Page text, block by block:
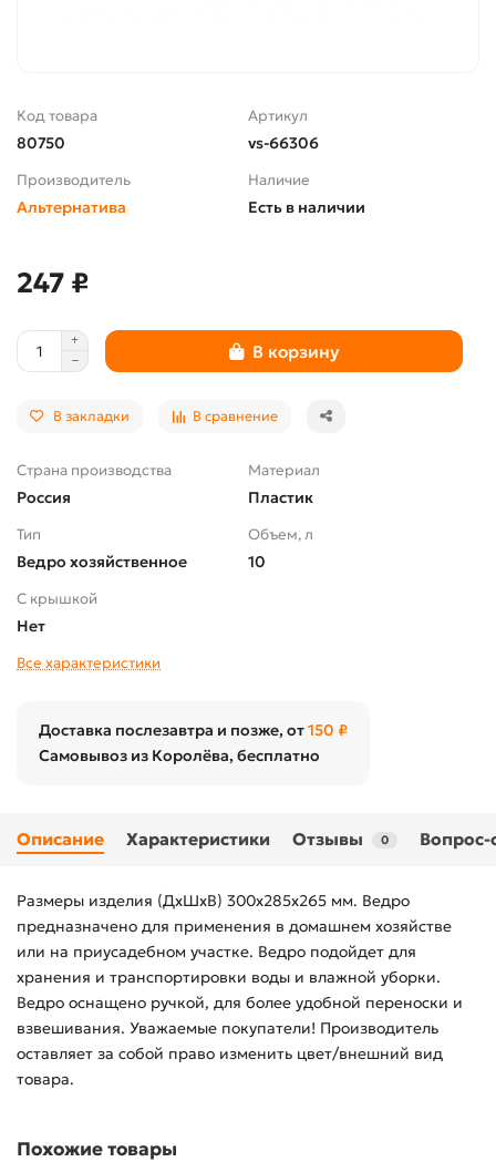
Код товара
80750
Артикул
vs-66306
Производитель
Альтернатива
Наличие
Есть в наличии
247 ₽
В корзину
В закладки В сравнение
Страна производства
Россия
Материал
Пластик
Тип
Ведро хозяйственное
Объем, л
10
С крышкой
Нет
Все характеристики
Доставка послезавтра и позже, от150 ₽
Самовывоз из Королёва, бесплатно
Описание Характеристики Отзывы 0 Вопрос-
Размеры изделия (ДхШхВ) 300х285х265 мм. Ведро
предназначено для применения в домашнем хозяйстве
или на приусадебном участке. Ведро подойдет для
хранения и транспортировки воды и влажной уборки.
Ведро оснащено ручкой, для более удобной переноски и
взвешивания. Уважаемые покупатели! Производитель
оставляет за собой право изменить цвет/внешний вид
товара.
Похожие товары